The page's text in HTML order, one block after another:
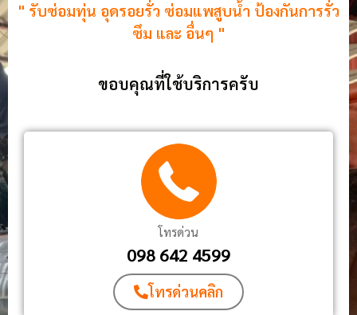
" รับซ่อมทุ่น อุดรอยรั่ว ซ่อมแพสูบน้ำ ป้องกันการรั่ว
ซึม และ อื่นๆ "
ขอบคุณที่ใช้บริการครับ
โทรด่วน
098 642 4599
โทรด่วนคลิก